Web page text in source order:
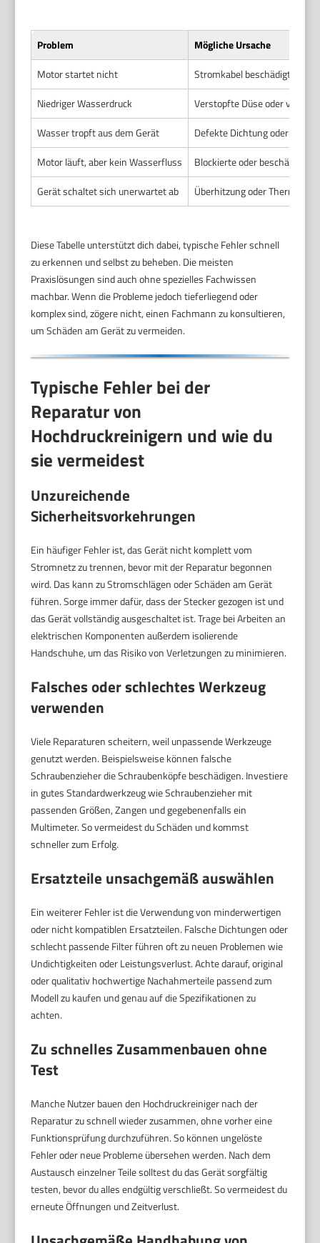
Problem
Mögliche Ursache
Motor startet nicht
Stromkabel beschädigt,
Niedriger Wasserdruck
Verstopfte Düse oder
Wasser tropft aus dem Gerät
Defekte Dichtung oder
Motor läuft, aber kein Wasserfluss
Blockierte oder beschädigte
Gerät schaltet sich unerwartet ab
Überhitzung oder
Diese Tabelle unterstützt dich dabei, typische Fehler schnell
zu erkennen und selbst zu beheben. Die meisten
Praxislösungen sind auch ohne spezielles Fachwissen
machbar. Wenn die Probleme jedoch tieferliegend oder
komplex sind, zögere nicht, einen Fachmann zu konsultieren,
um Schäden am Gerät zu vermeiden.
Typische Fehler bei der
Reparatur von
Hochdruckreinigern und wie du
sie vermeidest
Unzureichende
Sicherheitsvorkehrungen
Ein häufiger Fehler ist, das Gerät nicht komplett vom
Stromnetz zu trennen, bevor mit der Reparatur begonnen
wird. Das kann zu Stromschlägen oder Schäden am Gerät
führen. Sorge immer dafür, dass der Stecker gezogen ist und
das Gerät vollständig ausgeschaltet ist. Trage bei Arbeiten an
elektrischen Komponenten außerdem isolierende
Handschuhe, um das Risiko von Verletzungen zu minimieren.
Falsches oder schlechtes Werkzeug
verwenden
Viele Reparaturen scheitern, weil unpassende Werkzeuge
genutzt werden. Beispielsweise können falsche
Schraubenzieher die Schraubenköpfe beschädigen. Investiere
in gutes Standardwerkzeug wie Schraubenzieher mit
passenden Größen, Zangen und gegebenenfalls ein
Multimeter. So vermeidest du Schäden und kommst
schneller zum Erfolg.
Ersatzteile unsachgemäß auswählen
Ein weiterer Fehler ist die Verwendung von minderwertigen
oder nicht kompatiblen Ersatzteilen. Falsche Dichtungen oder
schlecht passende Filter führen oft zu neuen Problemen wie
Undichtigkeiten oder Leistungsverlust. Achte darauf, original
oder qualitativ hochwertige Nachahmerteile passend zum
Modell zu kaufen und genau auf die Spezifikationen zu
achten.
Zu schnelles Zusammenbauen ohne
Test
Manche Nutzer bauen den Hochdruckreiniger nach der
Reparatur zu schnell wieder zusammen, ohne vorher eine
Funktionsprüfung durchzuführen. So können ungelöste
Fehler oder neue Probleme übersehen werden. Nach dem
Austausch einzelner Teile solltest du das Gerät sorgfältig
testen, bevor du alles endgültig verschließt. So vermeidest du
erneute Öffnungen und Zeitverlust.